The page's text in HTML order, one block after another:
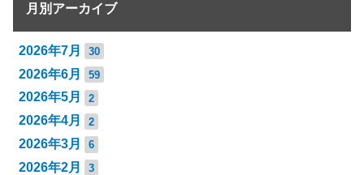
月別アーカイブ
2026年7月 30
2026年6月 59
2026年5月 2
2026年4月 2
2026年3月 6
2026年2月 3